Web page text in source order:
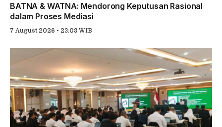
BATNA & WATNA: Mendorong Keputusan Rasional
dalam Proses Mediasi
7 August 2026 • 23:08 WIB